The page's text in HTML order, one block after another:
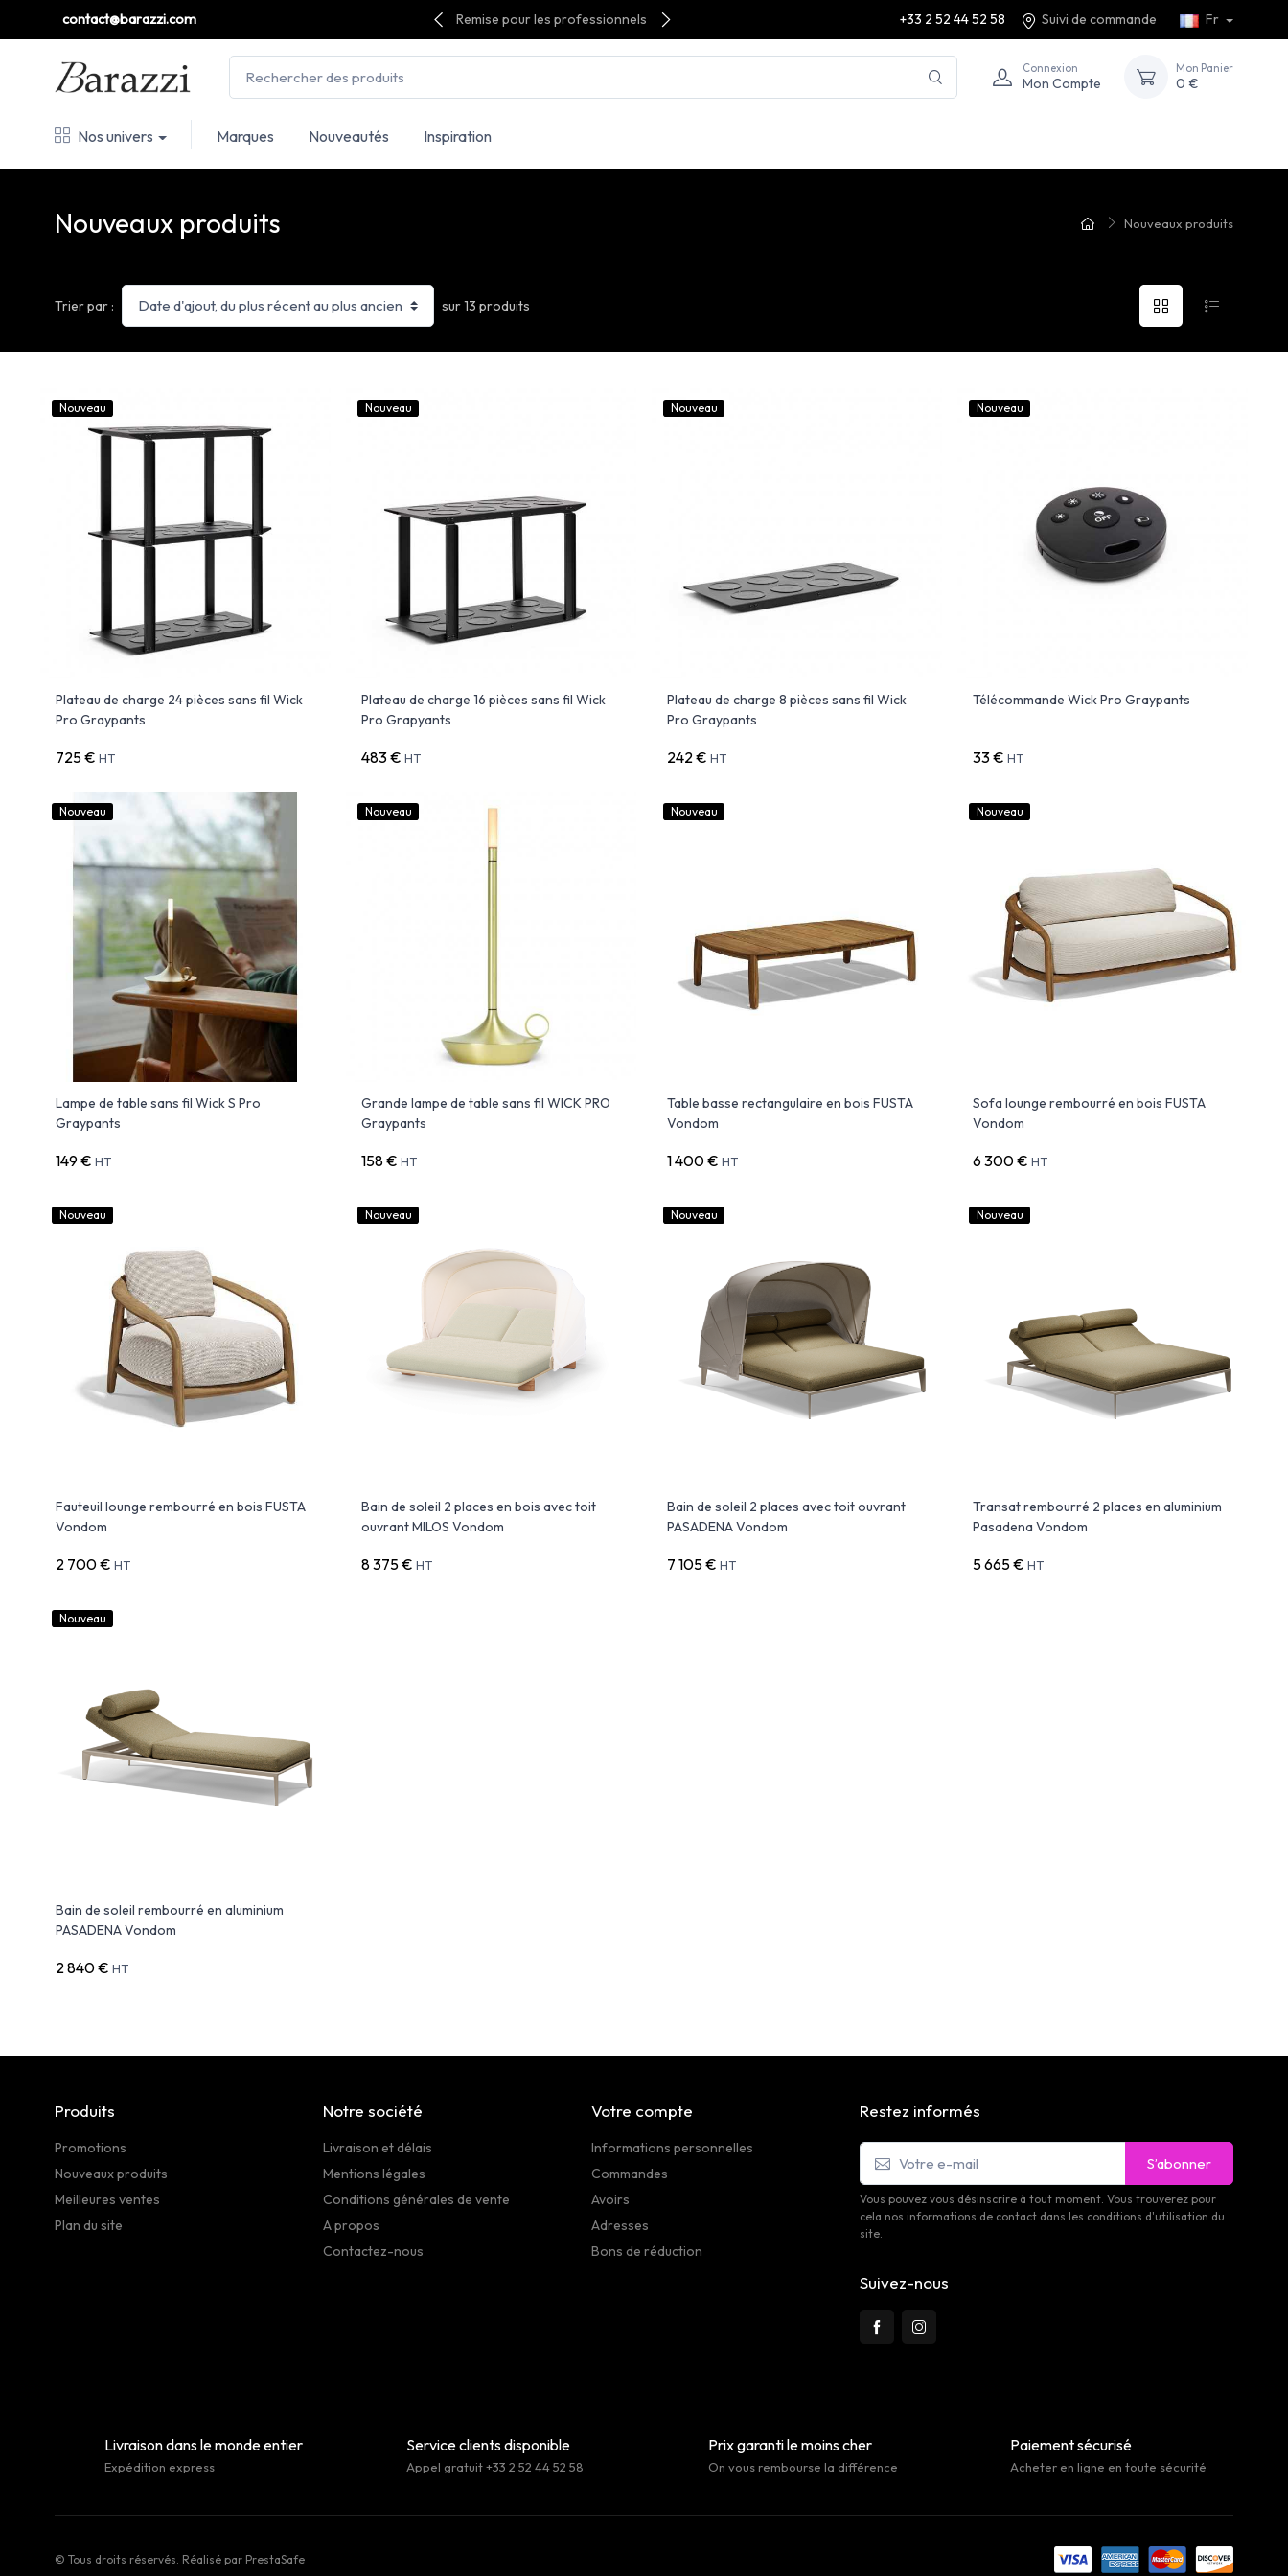
contact@barazzi.com Remise pour les professionnels +33 2 52 44 52 58 Suivi de commande Fr
Connexion
Mon Compte
Mon Panier
0 €
Nos univers Marques Nouveautés Inspiration
Nouveaux produits
Nouveaux produits
Trier par : sur 13 produits
Nouveau
Plateau de charge 24 pièces sans fil Wick
Pro Graypants
725 € HT
Nouveau
Plateau de charge 16 pièces sans fil Wick
Pro Grapyants
483 € HT
Nouveau
Plateau de charge 8 pièces sans fil Wick
Pro Graypants
242 € HT
Nouveau
Télécommande Wick Pro Graypants
33 € HT
Nouveau
Lampe de table sans fil Wick S Pro
Graypants
149 € HT
Nouveau
Grande lampe de table sans fil WICK PRO
Graypants
158 € HT
Nouveau
Table basse rectangulaire en bois FUSTA
Vondom
1 400 € HT
Nouveau
Sofa lounge rembourré en bois FUSTA
Vondom
6 300 € HT
Nouveau
Fauteuil lounge rembourré en bois FUSTA
Vondom
2 700 € HT
Nouveau
Bain de soleil 2 places en bois avec toit
ouvrant MILOS Vondom
8 375 € HT
Nouveau
Bain de soleil 2 places avec toit ouvrant
PASADENA Vondom
7 105 € HT
Nouveau
Transat rembourré 2 places en aluminium
Pasadena Vondom
5 665 € HT
Nouveau
Bain de soleil rembourré en aluminium
PASADENA Vondom
2 840 € HT
Produits
Promotions
Nouveaux produits
Meilleures ventes
Plan du site
Notre société
Livraison et délais
Mentions légales
Conditions générales de vente
A propos
Contactez-nous
Votre compte
Informations personnelles
Commandes
Avoirs
Adresses
Bons de réduction
Restez informés
S’abonner
Vous pouvez vous désinscrire à tout moment. Vous trouverez pour
cela nos informations de contact dans les conditions d'utilisation du
site.
Suivez-nous
Livraison dans le monde entier
Expédition express
Service clients disponible
Appel gratuit +33 2 52 44 52 58
Prix garanti le moins cher
On vous rembourse la différence
Paiement sécurisé
Acheter en ligne en toute sécurité
© Tous droits réservés. Réalisé par PrestaSafe